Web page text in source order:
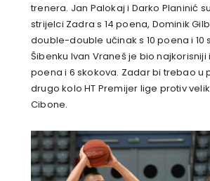
trenera. Jan Palokaj i Darko Planinić
strijelci Zadra s 14 poena, Dominik
double-double učinak s 10 poena i 10
Šibenku Ivan Vraneš je bio najkorisniji
poena i 6 skokova. Zadar bi trebao u
drugo kolo HT Premijer lige protiv
Cibone.